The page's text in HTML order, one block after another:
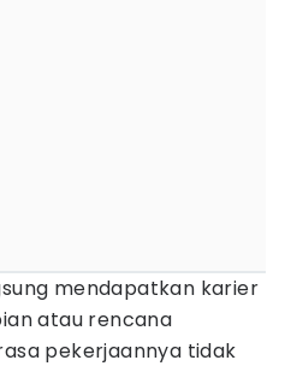
mendapatkan karier
atau rencana
pekerjaannya tidak